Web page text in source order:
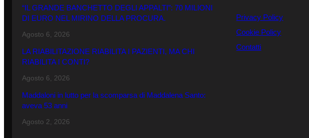
“IL GRANDE BANCHETTO DEGLI APPALTI”: 70 MILIONI
DI EURO NEL MIRINO DELLA PROCURA.
Agosto 6, 2026
LA RIABILITAZIONE RIABILITA I PAZIENTI, MA CHI
RIABILITA I CONTI?
Agosto 6, 2026
Maddaloni in lutto per la scomparsa di Maddalena Santo:
aveva 53 anni
Agosto 2, 2026
Privacy Policy
Cookie Policy
Contatti